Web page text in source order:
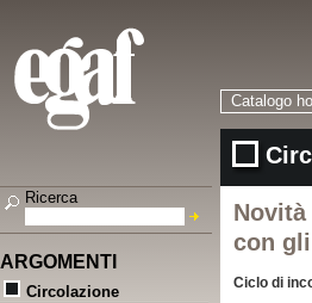
Catalogo
con
Ciclo di
Ricerca
ARGOMENTI
Circolazione